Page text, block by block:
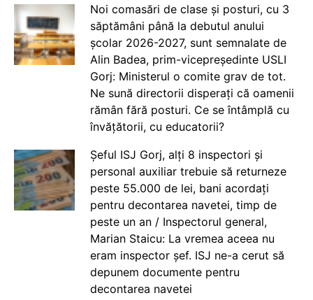
Noi comasări de clase și posturi, cu 3
săptămâni până la debutul anului
școlar 2026-2027, sunt semnalate de
Alin Badea, prim-vicepreședinte USLI
Gorj: Ministerul o comite grav de tot.
Ne sună directorii disperați că oamenii
rămân fără posturi. Ce se întâmplă cu
învățătorii, cu educatorii?
Șeful ISJ Gorj, alți 8 inspectori și
personal auxiliar trebuie să returneze
peste 55.000 de lei, bani acordați
pentru decontarea navetei, timp de
peste un an / Inspectorul general,
Marian Staicu: La vremea aceea nu
eram inspector șef. ISJ ne-a cerut să
depunem documente pentru
decontarea navetei